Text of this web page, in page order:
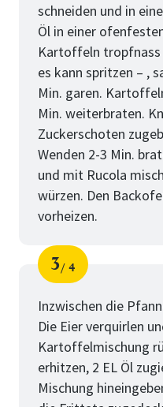
schneiden und in
Öl in einer
Kartoffeln tropfnass
es kann spritzen – ,
Min. garen.
Min. weiterbraten.
Zuckerschoten
Wenden 2-3 Min.
und mit Rucola
würzen. Den
vorheizen.
Schritt
3
von
4
Inzwischen die
Die Eier verquirlen
Kartoffelmischung
erhitzen, 2 EL Öl
Mischung